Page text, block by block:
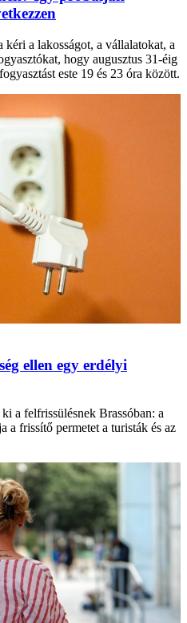
a lakosságot, a vállalatokat, a
hogy augusztus 31-éig
este 19 és 23 óra között.
ellen egy erdélyi
a felfrissülésnek Brassóban: a
a frissítő permetet a turisták és az